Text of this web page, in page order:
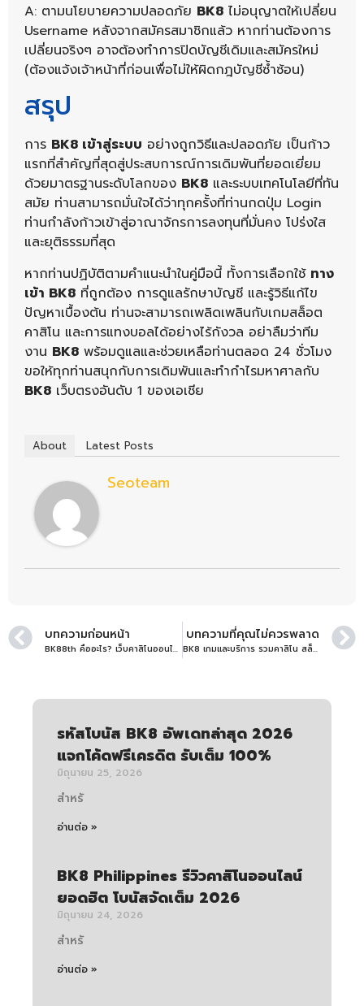
A: ตามนโยบายความปลอดภัย BK8 ไม่อนุญาตให้เปลี่ยน
Username หลังจากสมัครสมาชิกแล้ว หากท่านต้องการ
เปลี่ยนจริงๆ อาจต้องทำการปิดบัญชีเดิมและสมัครใหม่
(ต้องแจ้งเจ้าหน้าที่ก่อนเพื่อไม่ให้ผิดกฎบัญชีซ้ำซ้อน)
สรุป
การ BK8 เข้าสู่ระบบ อย่างถูกวิธีและปลอดภัย เป็นก้าว
แรกที่สำคัญที่สุดสู่ประสบการณ์การเดิมพันที่ยอดเยี่ยม
ด้วยมาตรฐานระดับโลกของ BK8 และระบบเทคโนโลยีที่ทัน
สมัย ท่านสามารถมั่นใจได้ว่าทุกครั้งที่ท่านกดปุ่ม Login
ท่านกำลังก้าวเข้าสู่อาณาจักรการลงทุนที่มั่นคง โปร่งใส
และยุติธรรมที่สุด
หากท่านปฏิบัติตามคำแนะนำในคู่มือนี้ ทั้งการเลือกใช้ ทาง
เข้า BK8 ที่ถูกต้อง การดูแลรักษาบัญชี และรู้วิธีแก้ไข
ปัญหาเบื้องต้น ท่านจะสามารถเพลิดเพลินกับเกมสล็อต
คาสิโน และการแทงบอลได้อย่างไร้กังวล อย่าลืมว่าทีม
งาน BK8 พร้อมดูแลและช่วยเหลือท่านตลอด 24 ชั่วโมง
ขอให้ทุกท่านสนุกกับการเดิมพันและทำกำไรมหาศาลกับ
BK8 เว็บตรงอันดับ 1 ของเอเชีย
About Latest Posts
Seoteam
บทความก่อนหน้า
BK88th คืออะไร? เว็บคาสิโนออนไลน์ รวมทุกข้อเท็จจริงก่อนเริ่มเล่น
บทความที่คุณไม่ควรพลาด
BK8 เกมและบริการ รวมคาสิโน สล็อต แทงบอล ครบวงจรที่สุดในเอเชีย | รีวิวค่ายเกมแตกง่าย
รหัสโบนัส BK8 อัพเดทล่าสุด 2026
แจกโค้ดฟรีเครดิต รับเต็ม 100%
มิถุนายน 25, 2026
สำหรั
อ่านต่อ »
BK8 Philippines รีวิวคาสิโนออนไลน์
ยอดฮิต โบนัสจัดเต็ม 2026
มิถุนายน 24, 2026
สำหรั
อ่านต่อ »